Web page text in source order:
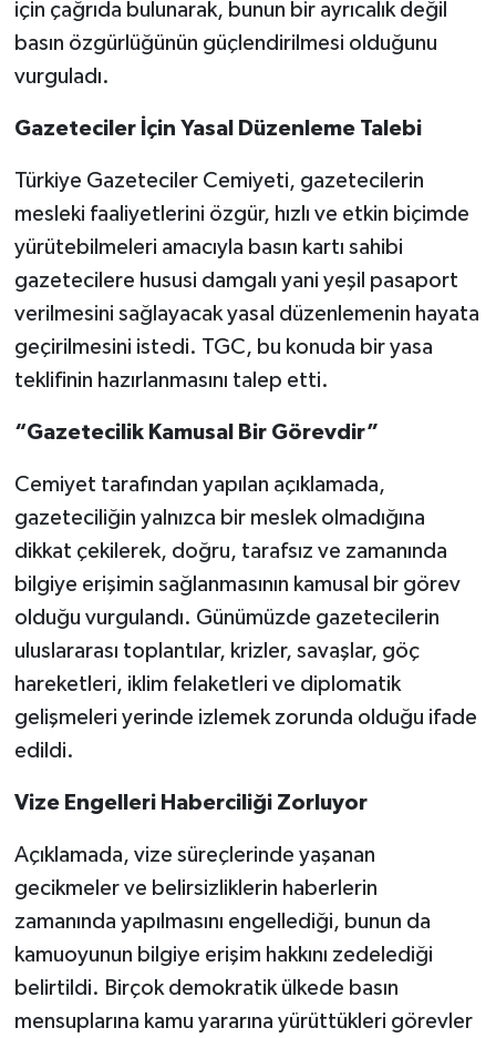
için çağrıda bulunarak, bunun bir ayrıcalık değil
basın özgürlüğünün güçlendirilmesi olduğunu
vurguladı.
Gazeteciler İçin Yasal Düzenleme Talebi
Türkiye Gazeteciler Cemiyeti, gazetecilerin
mesleki faaliyetlerini özgür, hızlı ve etkin biçimde
yürütebilmeleri amacıyla basın kartı sahibi
gazetecilere hususi damgalı yani yeşil pasaport
verilmesini sağlayacak yasal düzenlemenin hayata
geçirilmesini istedi. TGC, bu konuda bir yasa
teklifinin hazırlanmasını talep etti.
“Gazetecilik Kamusal Bir Görevdir”
Cemiyet tarafından yapılan açıklamada,
gazeteciliğin yalnızca bir meslek olmadığına
dikkat çekilerek, doğru, tarafsız ve zamanında
bilgiye erişimin sağlanmasının kamusal bir görev
olduğu vurgulandı. Günümüzde gazetecilerin
uluslararası toplantılar, krizler, savaşlar, göç
hareketleri, iklim felaketleri ve diplomatik
gelişmeleri yerinde izlemek zorunda olduğu ifade
edildi.
Vize Engelleri Haberciliği Zorluyor
Açıklamada, vize süreçlerinde yaşanan
gecikmeler ve belirsizliklerin haberlerin
zamanında yapılmasını engellediği, bunun da
kamuoyunun bilgiye erişim hakkını zedelediği
belirtildi. Birçok demokratik ülkede basın
mensuplarına kamu yararına yürüttükleri görevler